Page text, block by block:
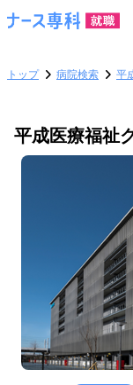
トップ 病院検索 平
平成医療福祉